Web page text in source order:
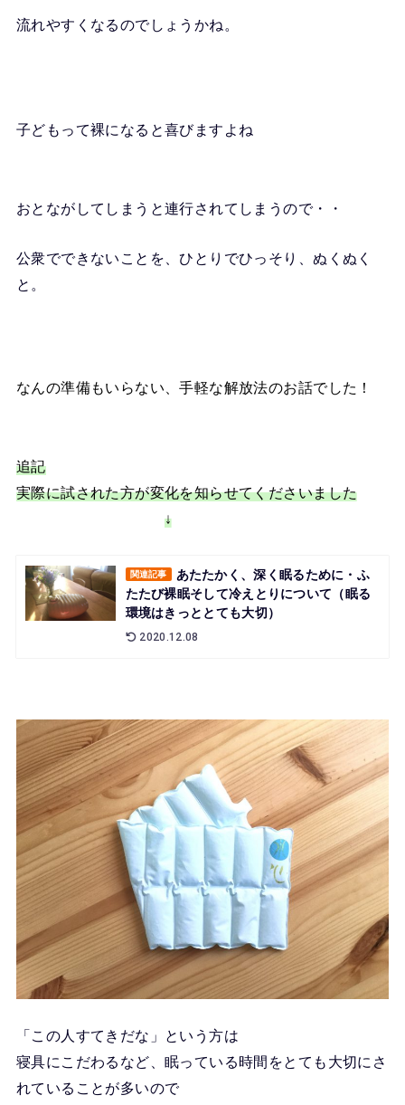
流れやすくなるのでしょうかね。
子どもって裸になると喜びますよね
おとながしてしまうと連行されてしまうので・・
公衆でできないことを、ひとりでひっそり、ぬくぬく
と。
なんの準備もいらない、手軽な解放法のお話でした！
追記
実際に試された方が変化を知らせてくださいました
↓
関連記事
あたたかく、深く眠るために・ふ
たたび裸眠そして冷えとりについて（眠る
環境はきっととても大切）
2020.12.08
「この人すてきだな」という方は
寝具にこだわるなど、眠っている時間をとても大切にさ
れていることが多いので